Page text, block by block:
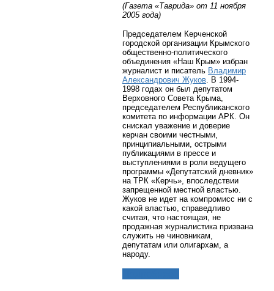
(Газета «Таврида» от 11 ноября
2005 года)
Председателем Керченской
городской организации Крымского
общественно-политического
объединения «Наш Крым» избран
журналист и писатель Владимир
Александрович Жуков . В 1994-
1998 годах он был депутатом
Верховного Совета Крыма,
председателем Республиканского
комитета по информации АРК. Он
снискал уважение и доверие
керчан своими честными,
принципиальными, острыми
публикациями в прессе и
выступлениями в роли ведущего
программы «Депутатский дневник»
на ТРК «Керчь», впоследствии
запрещенной местной властью.
Жуков не идет на компромисс ни с
какой властью, справедливо
считая, что настоящая, не
продажная журналистика призвана
служить не чиновникам,
депутатам или олигархам, а
народу.